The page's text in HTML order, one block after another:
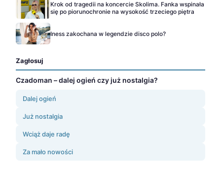
Krok od tragedii na koncercie Skolima. Fanka wspinała
się po piorunochronie na wysokość trzeciego piętra
Iness zakochana w legendzie disco polo?
Zagłosuj
Czadoman – dalej ogień czy już nostalgia?
Dalej ogień
Już nostalgia
Wciąż daje radę
Za mało nowości